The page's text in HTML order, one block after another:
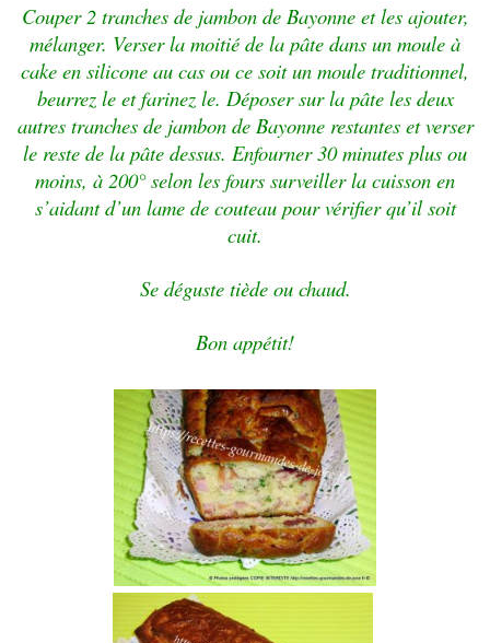
Couper 2 tranches de jambon de Bayonne et les ajouter,
mélanger. Verser la moitié de la pâte dans un moule à
cake en silicone au cas ou ce soit un moule traditionnel,
beurrez le et farinez le. Déposer sur la pâte les deux
autres tranches de jambon de Bayonne restantes et verser
le reste de la pâte dessus. Enfourner 30 minutes plus ou
moins, à 200° selon les fours surveiller la cuisson en
s’aidant d’un lame de couteau pour vérifier qu’il soit
cuit.
Se déguste tiède ou chaud.
Bon appétit!